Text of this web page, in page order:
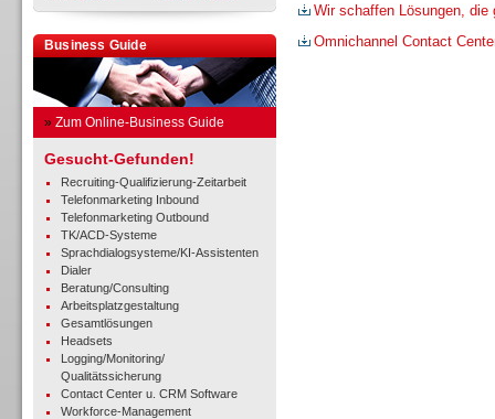
Business Guide
» Zum Online-Business Guide
Gesucht-Gefunden!
Recruiting-Qualifizierung-Zeitarbeit
Telefonmarketing Inbound
Telefonmarketing Outbound
TK/ACD-Systeme
Sprachdialogsysteme/KI-Assistenten
Dialer
Beratung/Consulting
Arbeitsplatzgestaltung
Gesamtlösungen
Headsets
Logging/Monitoring/
Qualitätssicherung
Contact Center u. CRM Software
Workforce-Management
Wir schaffen Lösungen, die
Omnichannel Contact